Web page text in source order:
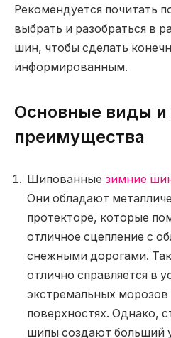
Рекомендуется почитать
выбрать и разобраться в
шин, чтобы сделать
информированным.
Основные виды и
преимущества
Шипованные зимние
Они обладают
протекторе, которые
отличное сцепление с
снежными дорогами.
отлично справляется в
экстремальных морозов
поверхностях. Однако,
шипы создают больший